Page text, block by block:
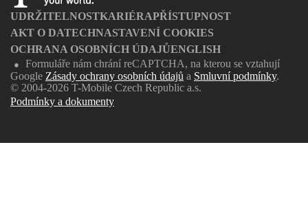
UDRŽITELNOSTKARIÉRAPŘÍSTUPNOST
AKT O DATECHNASTAVENÍ COOKIES
OCHRANA OSOBNÍCH ÚDAJŮENGLISH
●
Formuláře nám chrání reCAPTCHA, na kterou se vztahují
Google Zásady ochrany osobních údajů a Smluvní podmínky.
© 2004-2026 T-Mobile Czech Republic a.s.
Podmínky a dokumenty